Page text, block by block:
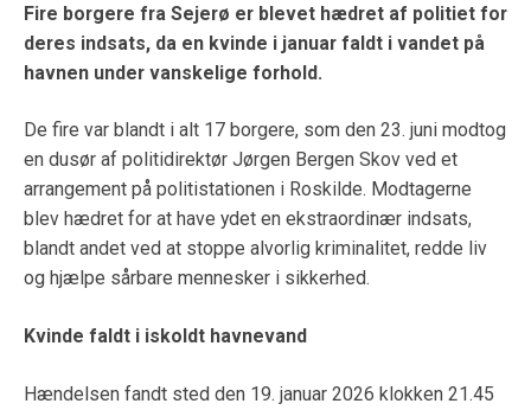
Fire borgere fra Sejerø er blevet hædret af politiet for
deres indsats, da en kvinde i januar faldt i vandet på
havnen under vanskelige forhold.
De fire var blandt i alt 17 borgere, som den 23. juni modtog
en dusør af politidirektør Jørgen Bergen Skov ved et
arrangement på politistationen i Roskilde. Modtagerne
blev hædret for at have ydet en ekstraordinær indsats,
blandt andet ved at stoppe alvorlig kriminalitet, redde liv
og hjælpe sårbare mennesker i sikkerhed.
Kvinde faldt i iskoldt havnevand
Hændelsen fandt sted den 19. januar 2026 klokken 21.45